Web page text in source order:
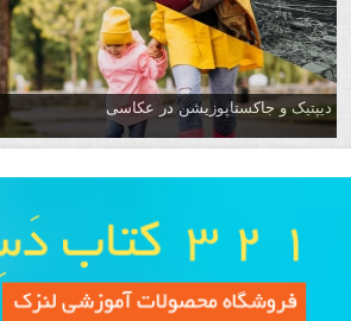
دیپتیک و جاکستا‌پوزیشن در عکاسی